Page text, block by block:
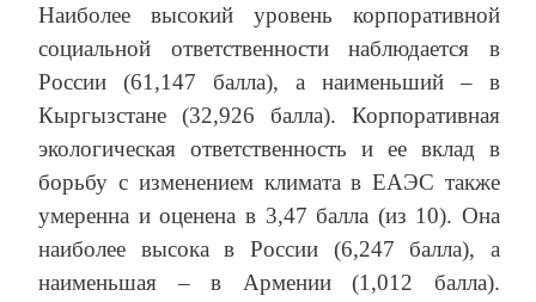
Наиболее высокий уровень корпоративной
социальной ответственности наблюдается в
России (61,147 балла), а наименьший – в
Кыргызстане (32,926 балла). Корпоративная
экологическая ответственность и ее вклад в
борьбу с изменением климата в ЕАЭС также
умеренна и оценена в 3,47 балла (из 10). Она
наиболее высока в России (6,247 балла), а
наименьшая – в Армении (1,012 балла).